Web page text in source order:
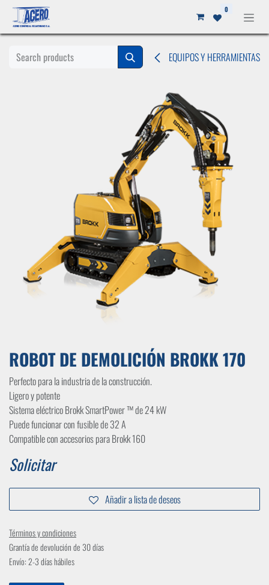
Ir al contenido 0
EQUIPOS Y HERRAMIENTAS
ROBOT DE DEMOLICIÓN BROKK 170
Perfecto para la industria de la construcción.
Ligero y potente
Sistema eléctrico Brokk SmartPower ™ de 24 kW
Puede funcionar con fusible de 32 A
Compatible con accesorios para Brokk 160
Solicitar
Añadir a lista de deseos
Términos y condiciones
Grantía de devolución de 30 días
Envío: 2-3 días hábiles